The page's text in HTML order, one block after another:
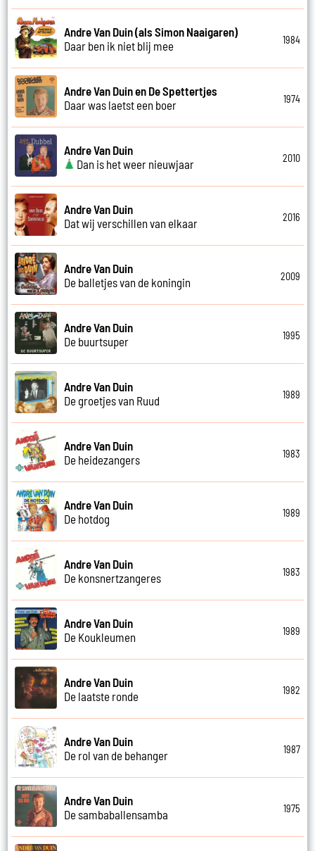
Andre Van Duin (als Simon Naaigaren)
Daar ben ik niet blij mee
1984
Andre Van Duin en De Spettertjes
Daar was laetst een boer
1974
Andre Van Duin
Dan is het weer nieuwjaar
2010
Andre Van Duin
Dat wij verschillen van elkaar
2016
Andre Van Duin
De balletjes van de koningin
2009
Andre Van Duin
De buurtsuper
1995
Andre Van Duin
De groetjes van Ruud
1989
Andre Van Duin
De heidezangers
1983
Andre Van Duin
De hotdog
1989
Andre Van Duin
De konsnertzangeres
1983
Andre Van Duin
De Koukleumen
1989
Andre Van Duin
De laatste ronde
1982
Andre Van Duin
De rol van de behanger
1987
Andre Van Duin
De sambaballensamba
1975